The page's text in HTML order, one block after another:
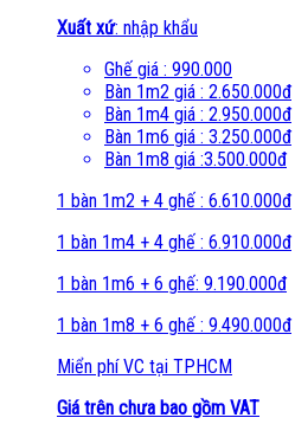
Xuất xứ: nhập khẩu
Ghế giá : 990.000
Bàn 1m2 giá : 2.650.000đ
Bàn 1m4 giá : 2.950.000đ
Bàn 1m6 giá : 3.250.000đ
Bàn 1m8 giá :3.500.000đ
1 bàn 1m2 + 4 ghế : 6.610.000đ
1 bàn 1m4 + 4 ghế : 6.910.000đ
1 bàn 1m6 + 6 ghế: 9.190.000đ
1 bàn 1m8 + 6 ghế : 9.490.000đ
Miển phí VC tại TPHCM
Giá trên chưa bao gồm VAT